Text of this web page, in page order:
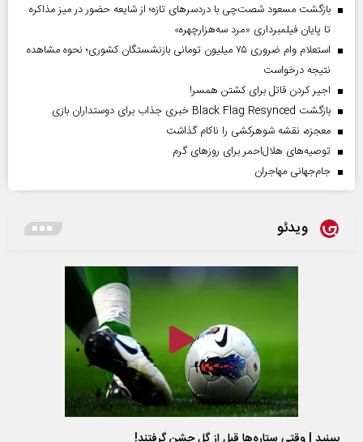
بازگشت مسعود شصت‌چی با دردسر‌های تازه؛ از شایعه حضور در میز مذاکره
تا پایان فیلمبرداری «مرد سه‌هزارچهره»
استعلام وام ضروری ۷۵ میلیون تومانی بازنشستگان کشوری؛ نحوه مشاهده
نتیجه درخواست
اجیر کردن قاتل برای کشتن همسر!
بازگشت Black Flag Resynced خبری جذاب برای دوستداران بازی
معجزه، نقشه شوهرکشی را ناکام گذاشت
توصیه‌های هلال‌احمر برای روز‌های گرم
جام‌جهانی مهاجران
ویدئو